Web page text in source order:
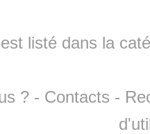
listé dans la
? - Contacts -